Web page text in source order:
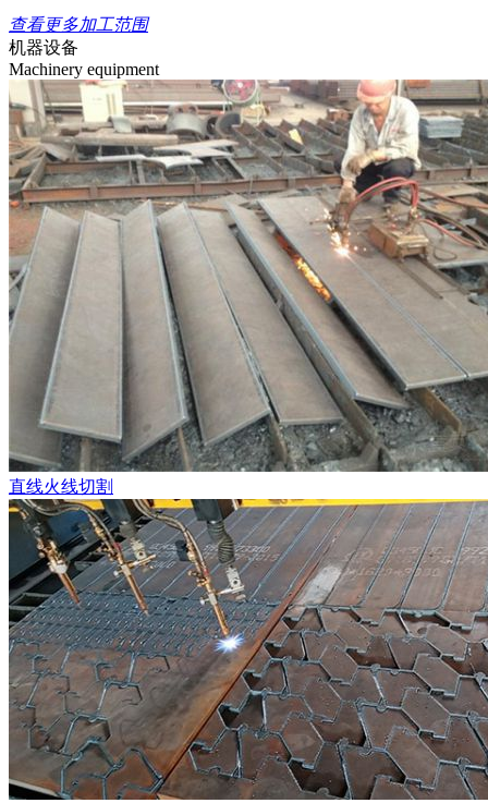
查看更多加工范围
机器设备
Machinery equipment
直线火线切割